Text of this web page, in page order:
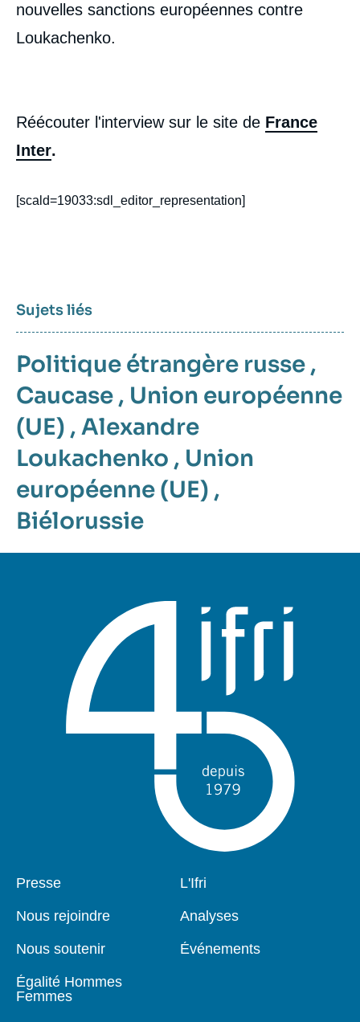
nouvelles sanctions européennes contre
Loukachenko.
Réécouter l'interview sur le site de France
Inter.
[scald=19033:sdl_editor_representation]
Sujets liés
Politique étrangère russe ,
Caucase , Union européenne
(UE) , Alexandre
Loukachenko , Union
européenne (UE) ,
Biélorussie
Pied
Presse
Nous rejoindre
Nous soutenir
Égalité Hommes
Femmes
Navigation
L'Ifri
Analyses
Événements